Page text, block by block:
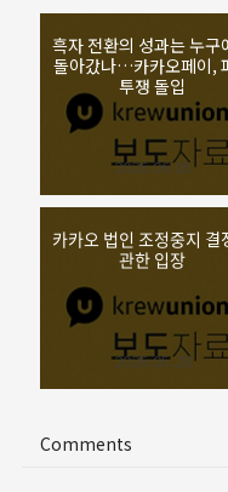
흑자 전환의 성과는 누구
돌아갔나…카카오페이,
투쟁 돌입
2026.06.05
카카오 법인 조정중지
관한 입장
2026.05.28
Comments